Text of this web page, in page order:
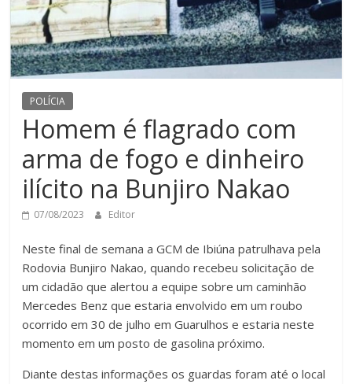
POLÍCIA
Homem é flagrado com
arma de fogo e dinheiro
ilícito na Bunjiro Nakao
07/08/2023 Editor
Neste final de semana a GCM de Ibiúna patrulhava pela
Rodovia Bunjiro Nakao, quando recebeu solicitação de
um cidadão que alertou a equipe sobre um caminhão
Mercedes Benz que estaria envolvido em um roubo
ocorrido em 30 de julho em Guarulhos e estaria neste
momento em um posto de gasolina próximo.
Diante destas informações os guardas foram até o local